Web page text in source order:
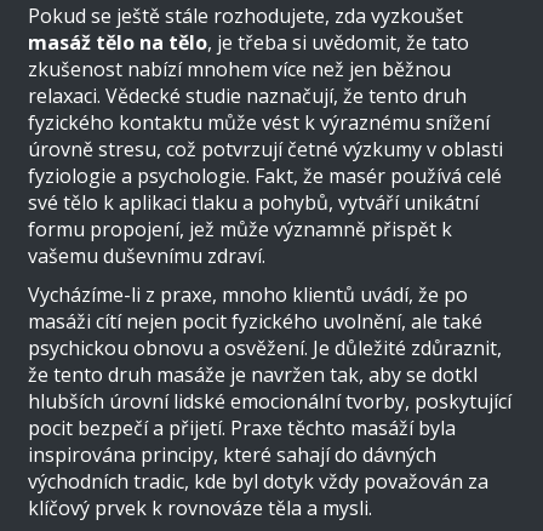
Pokud se ještě stále rozhodujete, zda vyzkoušet
masáž tělo na tělo, je třeba si uvědomit, že tato
zkušenost nabízí mnohem více než jen běžnou
relaxaci. Vědecké studie naznačují, že tento druh
fyzického kontaktu může vést k výraznému snížení
úrovně stresu, což potvrzují četné výzkumy v oblasti
fyziologie a psychologie. Fakt, že masér používá celé
své tělo k aplikaci tlaku a pohybů, vytváří unikátní
formu propojení, jež může významně přispět k
vašemu duševnímu zdraví.
Vycházíme-li z praxe, mnoho klientů uvádí, že po
masáži cítí nejen pocit fyzického uvolnění, ale také
psychickou obnovu a osvěžení. Je důležité zdůraznit,
že tento druh masáže je navržen tak, aby se dotkl
hlubších úrovní lidské emocionální tvorby, poskytující
pocit bezpečí a přijetí. Praxe těchto masáží byla
inspirována principy, které sahají do dávných
východních tradic, kde byl dotyk vždy považován za
klíčový prvek k rovnováze těla a mysli.